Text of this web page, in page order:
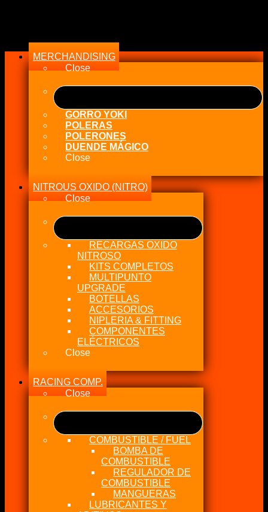
MERCHANDISING
Close
GORRO YOKI
POLERAS
POLERONES
DUENDE MÁGICO
Close
NITROUS OXIDO (NITRO)
Close
RECARGAS OXIDO
NITROSO
KITS COMPLETOS
MULTIPUNTO
UPGRADE
BOTELLAS
ACCESORIOS
NIPLERIA & FITTING
COMPONENTES
ELÉCTRICOS
Close
RACING COMP.
Close
COMBUSTIBLE / FUEL
BOMBA DE
COMBUSTIBLE
REGULADOR DE
COMBUSTIBLE
MANGUERAS
LUBRICANTES Y